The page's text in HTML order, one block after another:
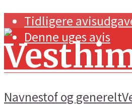
Tidligere
Denne uges avis
Navnestof og generelt